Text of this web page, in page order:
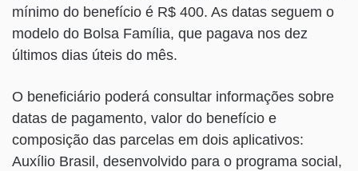
mínimo do benefício é R$ 400. As datas seguem o
modelo do Bolsa Família, que pagava nos dez
últimos dias úteis do mês.
O beneficiário poderá consultar informações sobre
datas de pagamento, valor do benefício e
composição das parcelas em dois aplicativos:
Auxílio Brasil, desenvolvido para o programa social,